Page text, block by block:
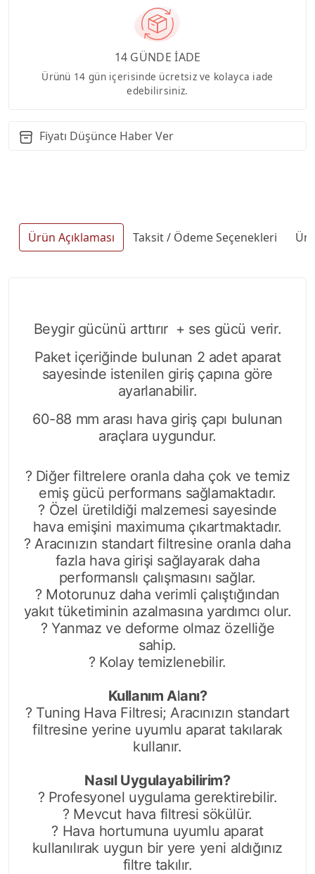
14 GÜNDE İADE
Ürünü 14 gün içerisinde ücretsiz ve kolayca iade
edebilirsiniz.
Fiyatı Düşünce Haber Ver
Ürün Açıklaması Taksit / Ödeme Seçenekleri
Beygir gücünü arttırır + ses gücü verir.
Paket içeriğinde bulunan 2 adet aparat
sayesinde istenilen giriş çapına göre
ayarlanabilir.
60-88 mm arası hava giriş çapı bulunan
araçlara uygundur.
? Diğer filtrelere oranla daha çok ve temiz
emiş gücü performans sağlamaktadır.
? Özel üretildiği malzemesi sayesinde
hava emişini maximuma çıkartmaktadır.
? Aracınızın standart filtresine oranla daha
fazla hava girişi sağlayarak daha
performanslı çalışmasını sağlar.
? Motorunuz daha verimli çalıştığından
yakıt tüketiminin azalmasına yardımcı olur.
? Yanmaz ve deforme olmaz özelliğe
sahip.
? Kolay temizlenebilir.
Kullanım Alanı?
? Tuning Hava Filtresi; Aracınızın standart
filtresine yerine uyumlu aparat takılarak
kullanır.
Nasıl Uygulayabilirim?
? Profesyonel uygulama gerektirebilir.
? Mevcut hava filtresi sökülür.
? Hava hortumuna uyumlu aparat
kullanılırak uygun bir yere yeni aldığınız
filtre takılır.